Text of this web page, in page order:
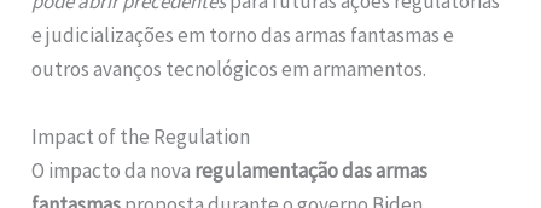
e judicializações em torno das armas fantasmas e
outros avanços tecnológicos em armamentos.
Impact of the Regulation
O impacto da nova regulamentação das armas